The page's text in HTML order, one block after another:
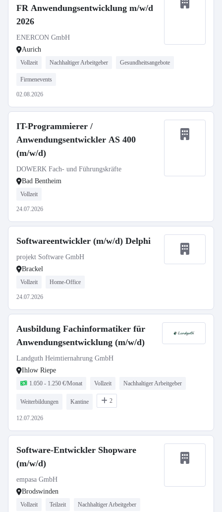
FR Anwendungsentwicklung m/w/d
2026
ENERCON GmbH
Aurich
Vollzeit Nachhaltiger Arbeitgeber Gesundheitsangebote
Firmenevents
02.08.2026
IT-Programmierer /
Anwendungsentwickler AS 400
(m/w/d)
DOWERK Fach- und Führungskräfte
Bad Bentheim
Vollzeit
24.07.2026
Softwareentwickler (m/w/d) Delphi
projekt Software GmbH
Brackel
Vollzeit Home-Office
24.07.2026
Ausbildung Fachinformatiker für
Anwendungsentwicklung (m/w/d)
Landguth Heimtiernahrung GmbH
Ihlow Riepe
1.050 - 1.250 €/Monat Vollzeit Nachhaltiger Arbeitgeber
Weiterbildungen Kantine 2
12.07.2026
Software-Entwickler Shopware
(m/w/d)
empasa GmbH
Brodswinden
Vollzeit Teilzeit Nachhaltiger Arbeitgeber